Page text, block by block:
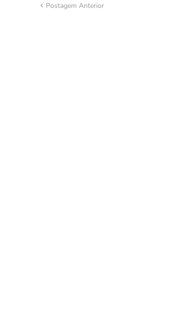
Postagem Anterior